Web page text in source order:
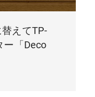
えてTP-
ー「Deco